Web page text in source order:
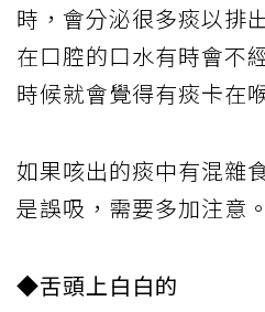
時，會分泌很多痰以排
在口腔的口水有時會不
時候就會覺得有痰卡在
如果咳出的痰中有混雜
是誤吸，需要多加注意。
◆舌頭上白白的